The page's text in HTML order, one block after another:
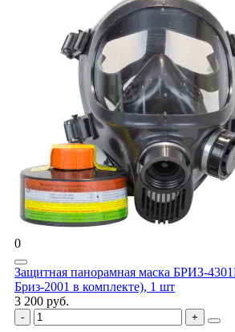
0
Защитная панорамная маска БРИЗ-
Бриз-2001 в комплекте), 1 шт
3 200 руб.